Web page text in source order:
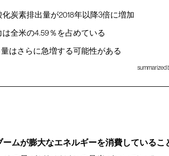
炭素排出量が2018年以降3倍に増加
全米の4.59％を占めている
はさらに急増する可能性がある
summarized
ムが膨大なエネルギーを消費しているこ